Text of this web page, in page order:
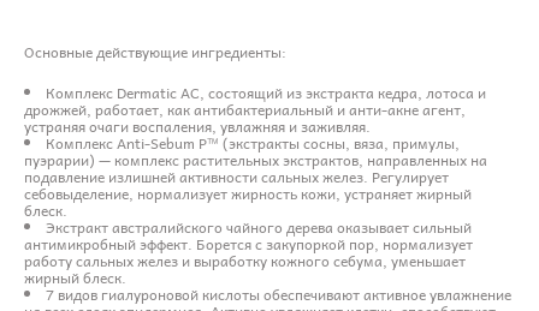
Основные действующие ингредиенты:
Комплекс Dermatic AC, состоящий из экстракта кедра, лотоса и
дрожжей, работает, как антибактериальный и анти-акне агент,
устраняя очаги воспаления, увлажняя и заживляя.
Комплекс Anti-Sebum P™ (экстракты сосны, вяза, примулы,
пуэрарии) — комплекс растительных экстрактов, направленных на
подавление излишней активности сальных желез. Регулирует
себовыделение, нормализует жирность кожи, устраняет жирный
блеск.
Экстракт австралийского чайного дерева оказывает сильный
антимикробный эффект. Борется с закупоркой пор, нормализует
работу сальных желез и выработку кожного себума, уменьшает
жирный блеск.
7 видов гиалуроновой кислоты обеспечивают активное увлажнение